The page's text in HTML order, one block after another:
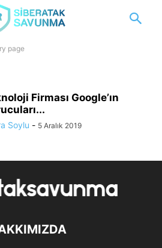
page
Firması Google’ın
Soylu - 5 Aralık 2019